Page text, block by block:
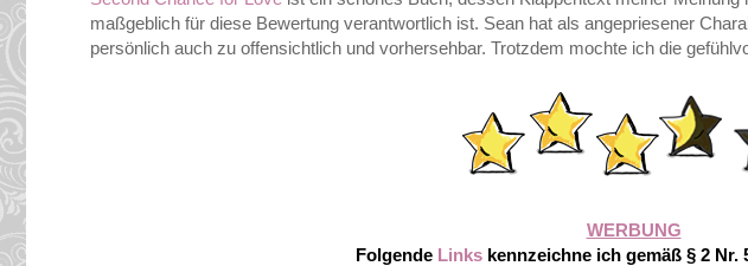
maßgeblich für diese Bewertung verantwortlich ist. Sean hat als angepriesener
persönlich auch zu offensichtlich und vorhersehbar. Trotzdem mochte ich die
WERBUNG
Folgende Links kennzeichne ich gemäß § 2 Nr.